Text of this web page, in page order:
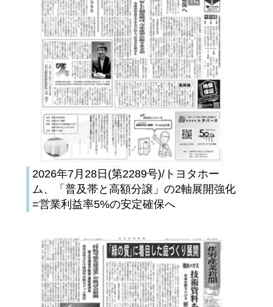
2026年7月28日(第2289号)/トヨタホー
ム、「普及帯と高額分譲」の2軸展開強化
=営業利益率5%の安定確保へ